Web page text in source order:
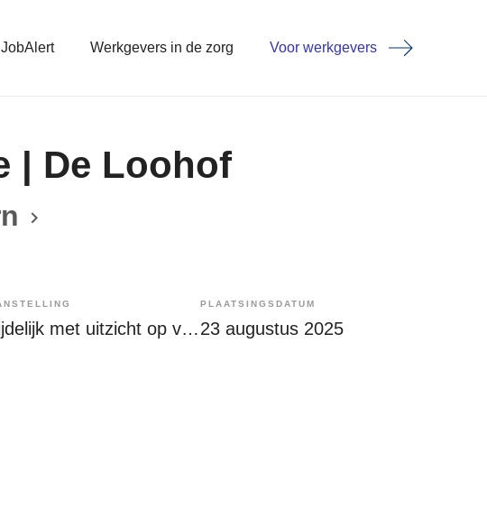
JobAlert Werkgevers in de zorg Voor werkgevers
| De Loohof
Tijdelijk met uitzicht op vast
PLAATSINGSDATUM
23 augustus 2025